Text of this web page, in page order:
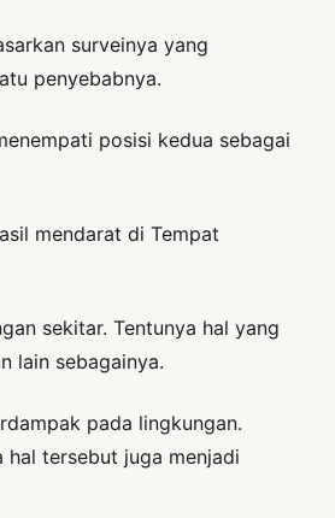
surveinya yang
penyebabnya.
posisi kedua sebagai
mendarat di Tempat
sekitar. Tentunya hal yang
lain sebagainya.
pada lingkungan.
hal tersebut juga menjadi